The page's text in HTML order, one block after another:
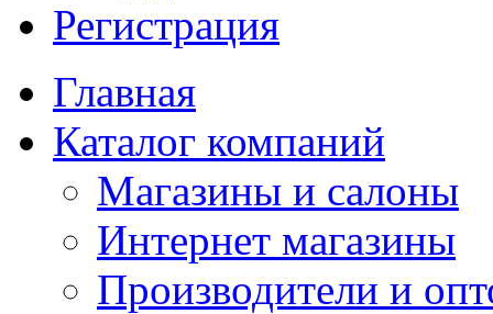
Регистрация
Главная
Каталог компаний
Магазины и салоны
Интернет магазины
Производители и